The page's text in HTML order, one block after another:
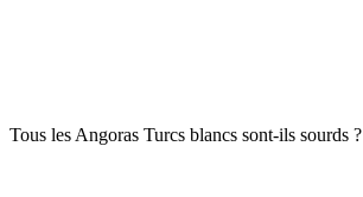
Tous les Angoras Turcs blancs sont-ils sourds ?